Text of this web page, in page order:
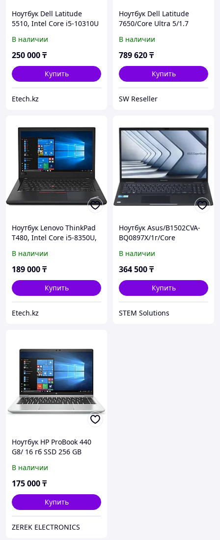
Ноутбук Dell Latitude
5510, Intel Core i5-10310U
В наличии
250 000₸
Купить
Etech.kz
Ноутбук Dell Latitude
7650/Core Ultra 5/1.7
SSD/Intel Arc/16" FHD+/Wi-
Fi 7/BT 5.4/Win
В наличии
789 620₸
Купить
SW Reseller
Ноутбук Lenovo ThinkPad
T480, Intel Core i5-8350U,
В наличии
189 000₸
Купить
Etech.kz
Ноутбук Asus/B1502CVA-
BQ0897X/1г/Core
Gb/PCIe NVMe SSD/512
Gb/No
Mb/15,6 ''/1920x1080/Wind
В наличии
364 500₸
Купить
STEM Solutions
Ноутбук HP ProBook 440
G8/ 16 гб SSD 256 GB
В наличии
175 000₸
Купить
ZEREK ELECTRONICS